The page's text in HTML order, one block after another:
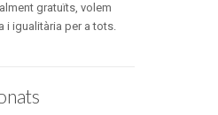
gratuïts, volem
i igualitària per a tots.